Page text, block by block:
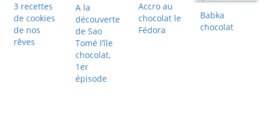
3 recettes
de cookies
de nos
rêves
A la
découverte
de Sao
Tomé l’île
chocolat,
1er
épisode
Accro au
chocolat le
Fédora
Babka
chocolat